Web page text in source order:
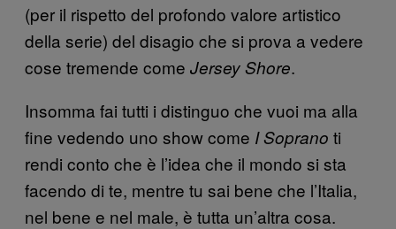
(per il rispetto del profondo valore artistico
della serie) del disagio che si prova a vedere
cose tremende come Jersey Shore.
Insomma fai tutti i distinguo che vuoi ma alla
fine vedendo uno show come I Soprano ti
rendi conto che è l’idea che il mondo si sta
facendo di te, mentre tu sai bene che l’Italia,
nel bene e nel male, è tutta un’altra cosa.